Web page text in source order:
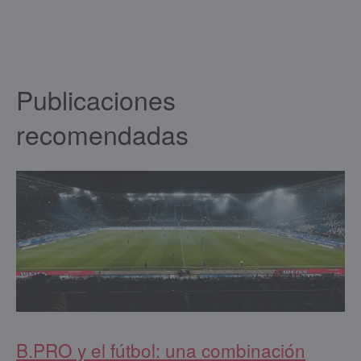
Publicaciones
recomendadas
B.PRO y el fútbol: una combinación